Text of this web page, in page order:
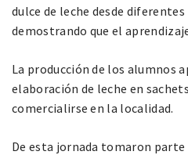
dulce de leche desde
demostrando que el
La producción de los alumnos
elaboración de leche en
comercialirse en la localidad.
De esta jornada tomaron